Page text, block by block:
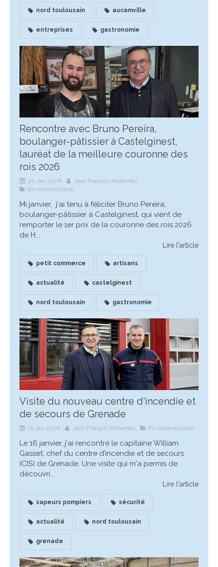
nord toulousain aucamville
entreprises gastronomie
Rencontre avec Bruno Pereira,
boulanger-pâtissier à Castelginest,
lauréat de la meilleure couronne des
rois 2026
20 Jan 2026
Jean François Portarrieu
En circonscription
Mi janvier, j'ai tenu à féliciter Bruno Pereira,
boulanger-pâtissier à Castelginest, qui vient de
remporter le 1er prix de la couronne des rois 2026
de H...
Lire l'article
petit commerce artisans
actualité castelginest
nord toulousain gastronomie
Visite du nouveau centre d'incendie et
de secours de Grenade
16 Jan 2026 Jean François Portarrieu En circonscription
Le 16 janvier, j'ai rencontré le capitaine William
Gasset, chef du centre d’incendie et de secours
(CIS) de Grenade. Une visite qui m'a permis de
découvri...
Lire l'article
sapeurs pompiers sécurité
actualité nord toulousain
grenade